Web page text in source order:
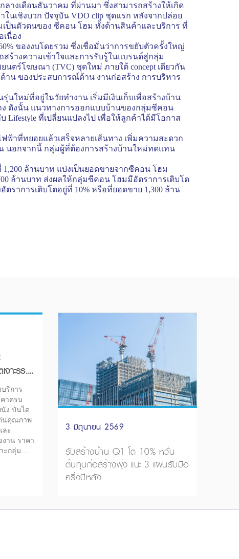
ลางเดือนธันวาคม ที่ผ่านมา ซึ่งสามารถสร้างให้เกิด
นเชิงบวก ปัจจุบัน VDO clip ชุดแรก หลังจากปล่อย
ป็นตัวตนของ ซีคอน โฮม ทั้งด้านสินค้าและบริการ ที่
เนื่อง
ของงบโดยรวม ซึ่งเชื่อมั่นว่าการขยับตัวครั้งใหญ่
ร้างความเข้าใจและการรับรู้ในแบรนด์สู่กลุ่ม
ยนตร์โฆษณา (TVC) ชุดใหม่ ภายใต้ concept เดียวกัน
าน ของประสบการณ์ด้าน งานก่อสร้าง การบริหาร
ใหม่ที่อยู่ในวัยทำงาน เริ่มมีเงินเก็บเพื่อสร้างบ้าน
ดังนั้น แนวทางการออกแบบบ้านของกลุ่มซีคอน
Lifestyle ที่เปลี่ยนแปลงไป เพื่อให้ลูกค้าได้มีโอกาส
ฟ้าที่ทยอยแล้วเสร็จหลายเส้นทาง เพิ่มความสะดวก
นอกจากนี้ กลุ่มผู้ที่ต้องการสร้างบ้านใหม่ทดแทน
,200 ล้านบาท แบ่งเป็นยอดขายจากซีคอน โฮม
ล้านบาท ส่งผลให้กลุ่มซีคอน โฮมมีอัตราการเติบโต
ราการเติบโตอยู่ที่ 10% หรือที่ยอดขาย 1 ,300 ล้าน
จาะรร.-
ริการ
คาครบ
ง บันได
ด่นคุณภาพ
ละ
าน ราคา
ะกลุ่ม
3 มิถุนายน 2569
รับสร้างบ้าน Q1 โต 10% หวั่น
ต้นทุนก่อสร้างพุ่ง แนะ 3 แผนรับมือ
ครึ่งปีหลัง